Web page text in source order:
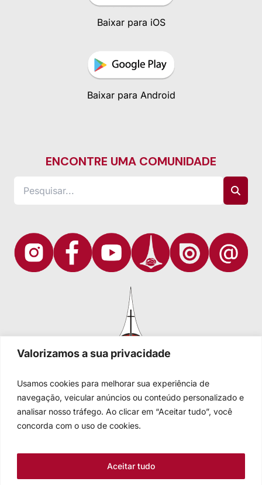
Valorizamos a sua privacidade
Usamos cookies para melhorar sua experiência de
navegação, veicular anúncios ou conteúdo personalizado e
analisar nosso tráfego. Ao clicar em “Aceitar tudo”, você
concorda com o uso de cookies.
Aceitar tudo
Baixar para iOS
Baixar para Android
ENCONTRE UMA COMUNIDADE
Igreja Evangélica de Confissão Luterana no Brasil
Sede nacional: Rua Senhor dos Passos, 202/4º andar Centro -